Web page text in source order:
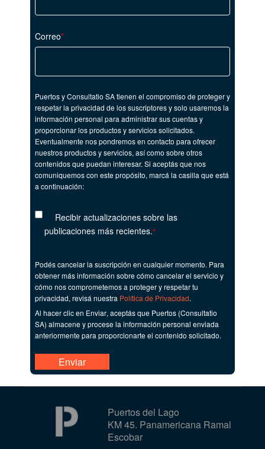
Correo*
Puertos y Consultatio SA tienen el compromiso de proteger y
respetar la privacidad de los suscriptores y solo usaremos la
información personal para administrar sus cuentas y
proporcionar los productos y servicios solicitados.
Eventualmente nos pondremos en contacto para ofrecer
nuestros productos y servicios, así como sobre otros
contenidos que puedan interesar. Si aceptás que nos
comuniquemos con este propósito, marcá la casilla que está
a continuación:
Recibir actualizaciones sobre las
publicaciones más recientes.*
Podés cancelar la suscripción en cualquier momento. Para
obtener más información sobre cómo cancelar el servicio y
cómo nos comprometemos a proteger y respetar tu
privacidad, revisá nuestra Política de Privacidad.
Al hacer clic en Enviar, aceptás que Puertos (Consultatio
SA) almacene y procese la información personal enviada
anteriormente para proporcionarte el contenido solicitado.
Puertos del Lago
KM 45. Panamericana Ramal
Escobar